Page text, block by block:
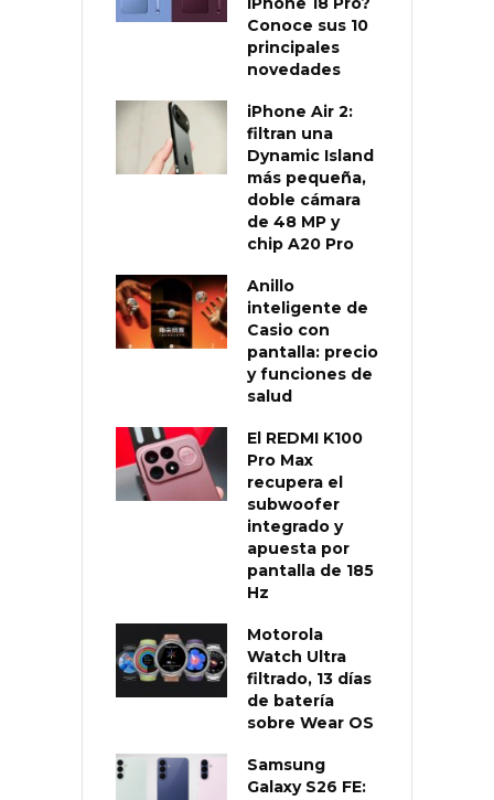
Conoce sus 10
principales
novedades
iPhone Air 2:
filtran una
Dynamic Island
más pequeña,
doble cámara
de 48 MP y
chip A20 Pro
Anillo
inteligente de
Casio con
pantalla: precio
y funciones de
salud
El REDMI K100
Pro Max
recupera el
subwoofer
integrado y
apuesta por
pantalla de 185
Hz
Motorola
Watch Ultra
filtrado, 13 días
de batería
sobre Wear OS
Samsung
Galaxy S26 FE: